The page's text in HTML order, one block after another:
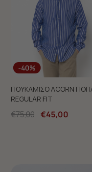
-40%
ΠΟΥΚΑΜΙΣΟ ACORN
REGULAR FIT
€75,00 €45,00